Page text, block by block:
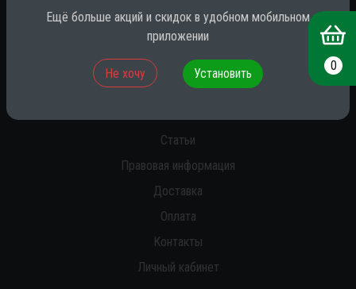
* принадлежит компании Meta (признана экстремистской на территории
РФ)
О нас
Статьи
Правовая информация
Доставка
Оплата
Контакты
Личный кабинет
0
Ещё больше акций и скидок в удобном мобильном
приложении
Не хочу Установить